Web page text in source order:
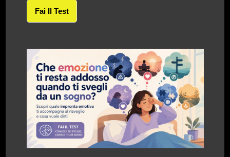
Fai Il Test